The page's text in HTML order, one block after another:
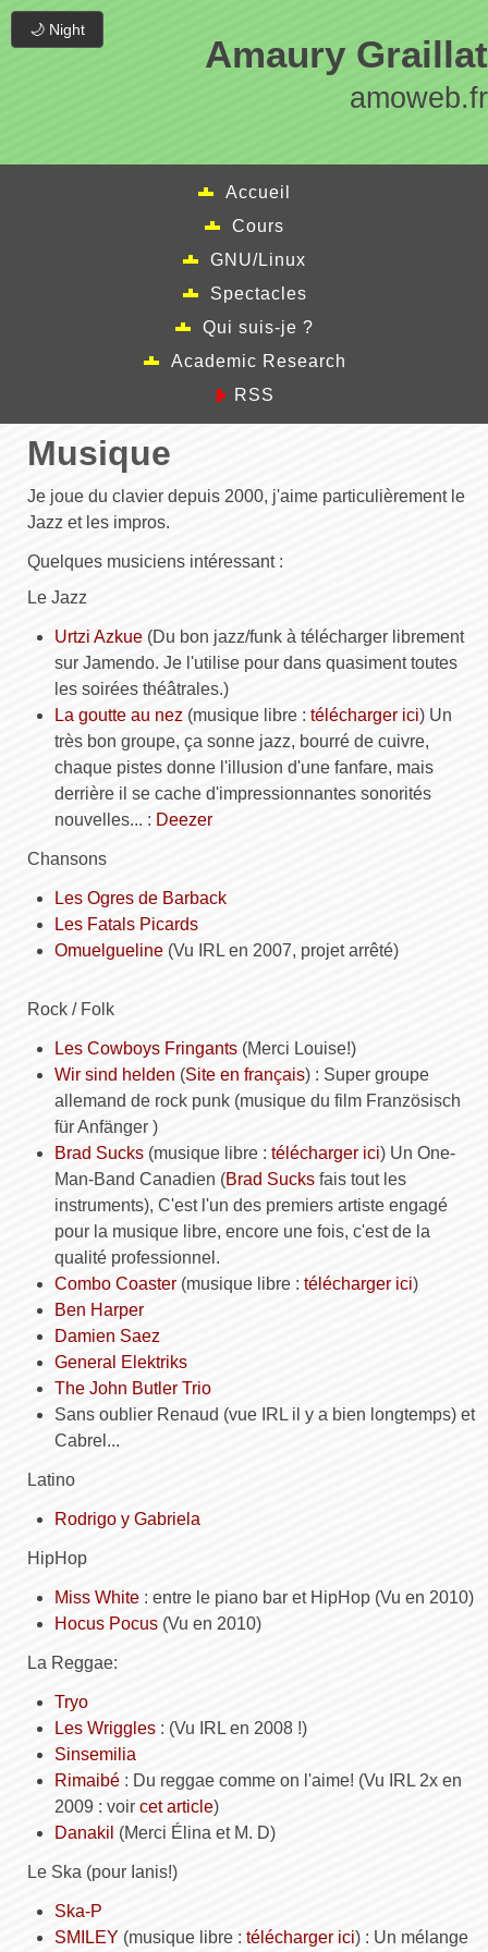
🌙 Night
Amaury Graillat
amoweb.fr
Accueil
Cours
GNU/Linux
Spectacles
Qui suis-je ?
Academic Research
RSS
Musique
Je joue du clavier depuis 2000, j'aime particulièrement le
Jazz et les impros.
Quelques musiciens intéressant :
Le Jazz
Urtzi Azkue (Du bon jazz/funk à télécharger librement
sur Jamendo. Je l'utilise pour dans quasiment toutes
les soirées théâtrales.)
La goutte au nez (musique libre : télécharger ici) Un
très bon groupe, ça sonne jazz, bourré de cuivre,
chaque pistes donne l'illusion d'une fanfare, mais
derrière il se cache d'impressionnantes sonorités
nouvelles... : Deezer
Chansons
Les Ogres de Barback
Les Fatals Picards
Omuelgueline (Vu IRL en 2007, projet arrêté)
Rock / Folk
Les Cowboys Fringants (Merci Louise!)
Wir sind helden (Site en français) : Super groupe
allemand de rock punk (musique du film Französisch
für Anfänger )
Brad Sucks (musique libre : télécharger ici) Un One-
Man-Band Canadien (Brad Sucks fais tout les
instruments), C'est l'un des premiers artiste engagé
pour la musique libre, encore une fois, c'est de la
qualité professionnel.
Combo Coaster (musique libre : télécharger ici)
Ben Harper
Damien Saez
General Elektriks
The John Butler Trio
Sans oublier Renaud (vue IRLil y a bien longtemps) et
Cabrel...
Latino
Rodrigo y Gabriela
HipHop
Miss White : entre le piano bar et HipHop (Vu en 2010)
Hocus Pocus (Vu en 2010)
La Reggae:
Tryo
Les Wriggles : (Vu IRLen 2008 !)
Sinsemilia
Rimaibé : Du reggae comme on l'aime! (Vu IRL2x en
2009 : voir cet article)
Danakil (Merci Élina et M. D)
Le Ska (pour Ianis!)
Ska-P
SMILEY (musique libre : télécharger ici) : Un mélange